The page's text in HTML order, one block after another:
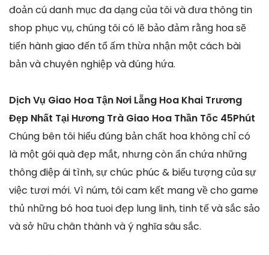
đoản cú danh mục đa dạng của tôi và đưa thông tin
shop phục vụ, chúng tôi có lẽ bảo đảm rằng hoa sẽ
tiến hành giao đến tổ ấm thừa nhận một cách bài
bản và chuyên nghiệp và đúng hứa.
Dịch Vụ Giao Hoa Tận Nơi Lẵng Hoa Khai Trương
Đẹp Nhất Tại Hương Trà Giao Hoa Thần Tốc 45Phút
Chúng bên tôi hiểu đúng bản chất hoa không chỉ có
là một gói quà đẹp mắt, nhưng còn ẩn chứa những
thông điệp ái tình, sự chúc phúc & biểu tượng của sự
việc tươi mới. Vì núm, tôi cam kết mang về cho game
thủ những bó hoa tuoi đẹp lung linh, tinh tế và sắc sảo
và sở hữu chân thành và ý nghĩa sâu sắc.